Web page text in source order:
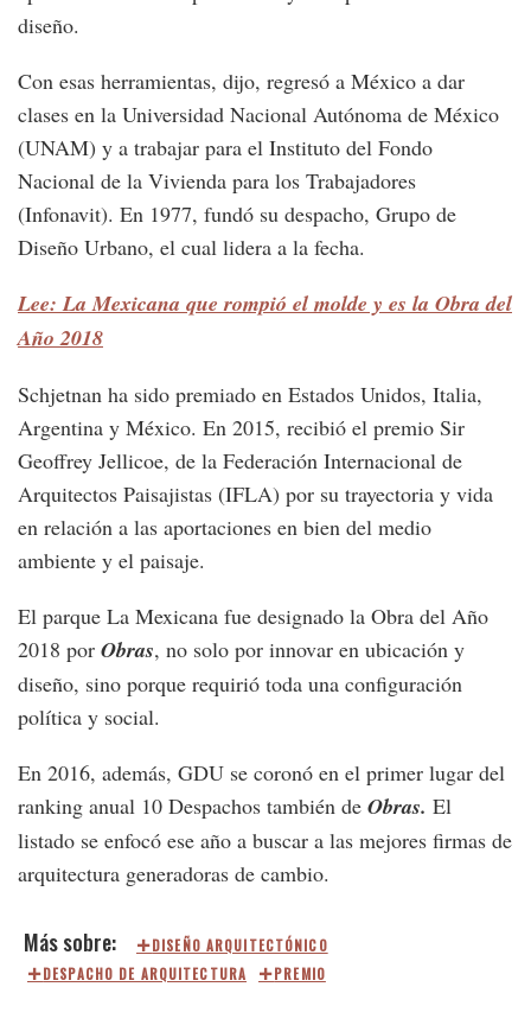
diseño.
Con esas herramientas, dijo, regresó a México a dar
clases en la Universidad Nacional Autónoma de México
(UNAM) y a trabajar para el Instituto del Fondo
Nacional de la Vivienda para los Trabajadores
(Infonavit). En 1977, fundó su despacho, Grupo de
Diseño Urbano, el cual lidera a la fecha.
Lee: La Mexicana que rompió el molde y es la Obra del
Año 2018
Schjetnan ha sido premiado en Estados Unidos, Italia,
Argentina y México. En 2015, recibió el premio Sir
Geoffrey Jellicoe, de la Federación Internacional de
Arquitectos Paisajistas (IFLA) por su trayectoria y vida
en relación a las aportaciones en bien del medio
ambiente y el paisaje.
El parque La Mexicana fue designado la Obra del Año
2018 por Obras, no solo por innovar en ubicación y
diseño, sino porque requirió toda una configuración
política y social.
En 2016, además, GDU se coronó en el primer lugar del
ranking anual 10 Despachos también de Obras. El
listado se enfocó ese año a buscar a las mejores firmas de
arquitectura generadoras de cambio.
DISEÑO ARQUITECTÓNICO
DESPACHO DE ARQUITECTURA
PREMIO